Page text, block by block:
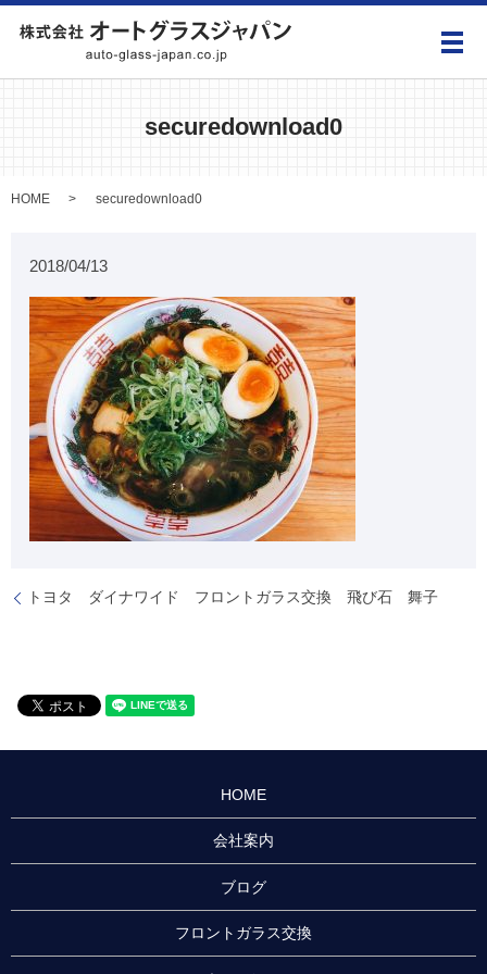
メ
securedownload0
HOME securedownload0
2018/04/13
トヨタ ダイナワイド フロントガラス交換 飛び石 舞子
HOME
会社案内
ブログ
フロントガラス交換